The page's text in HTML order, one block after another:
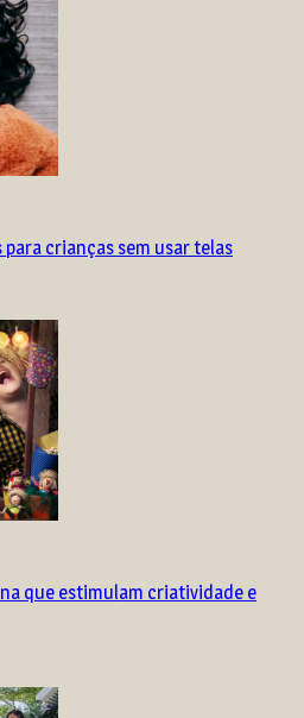
para crianças sem usar telas
que estimulam criatividade e